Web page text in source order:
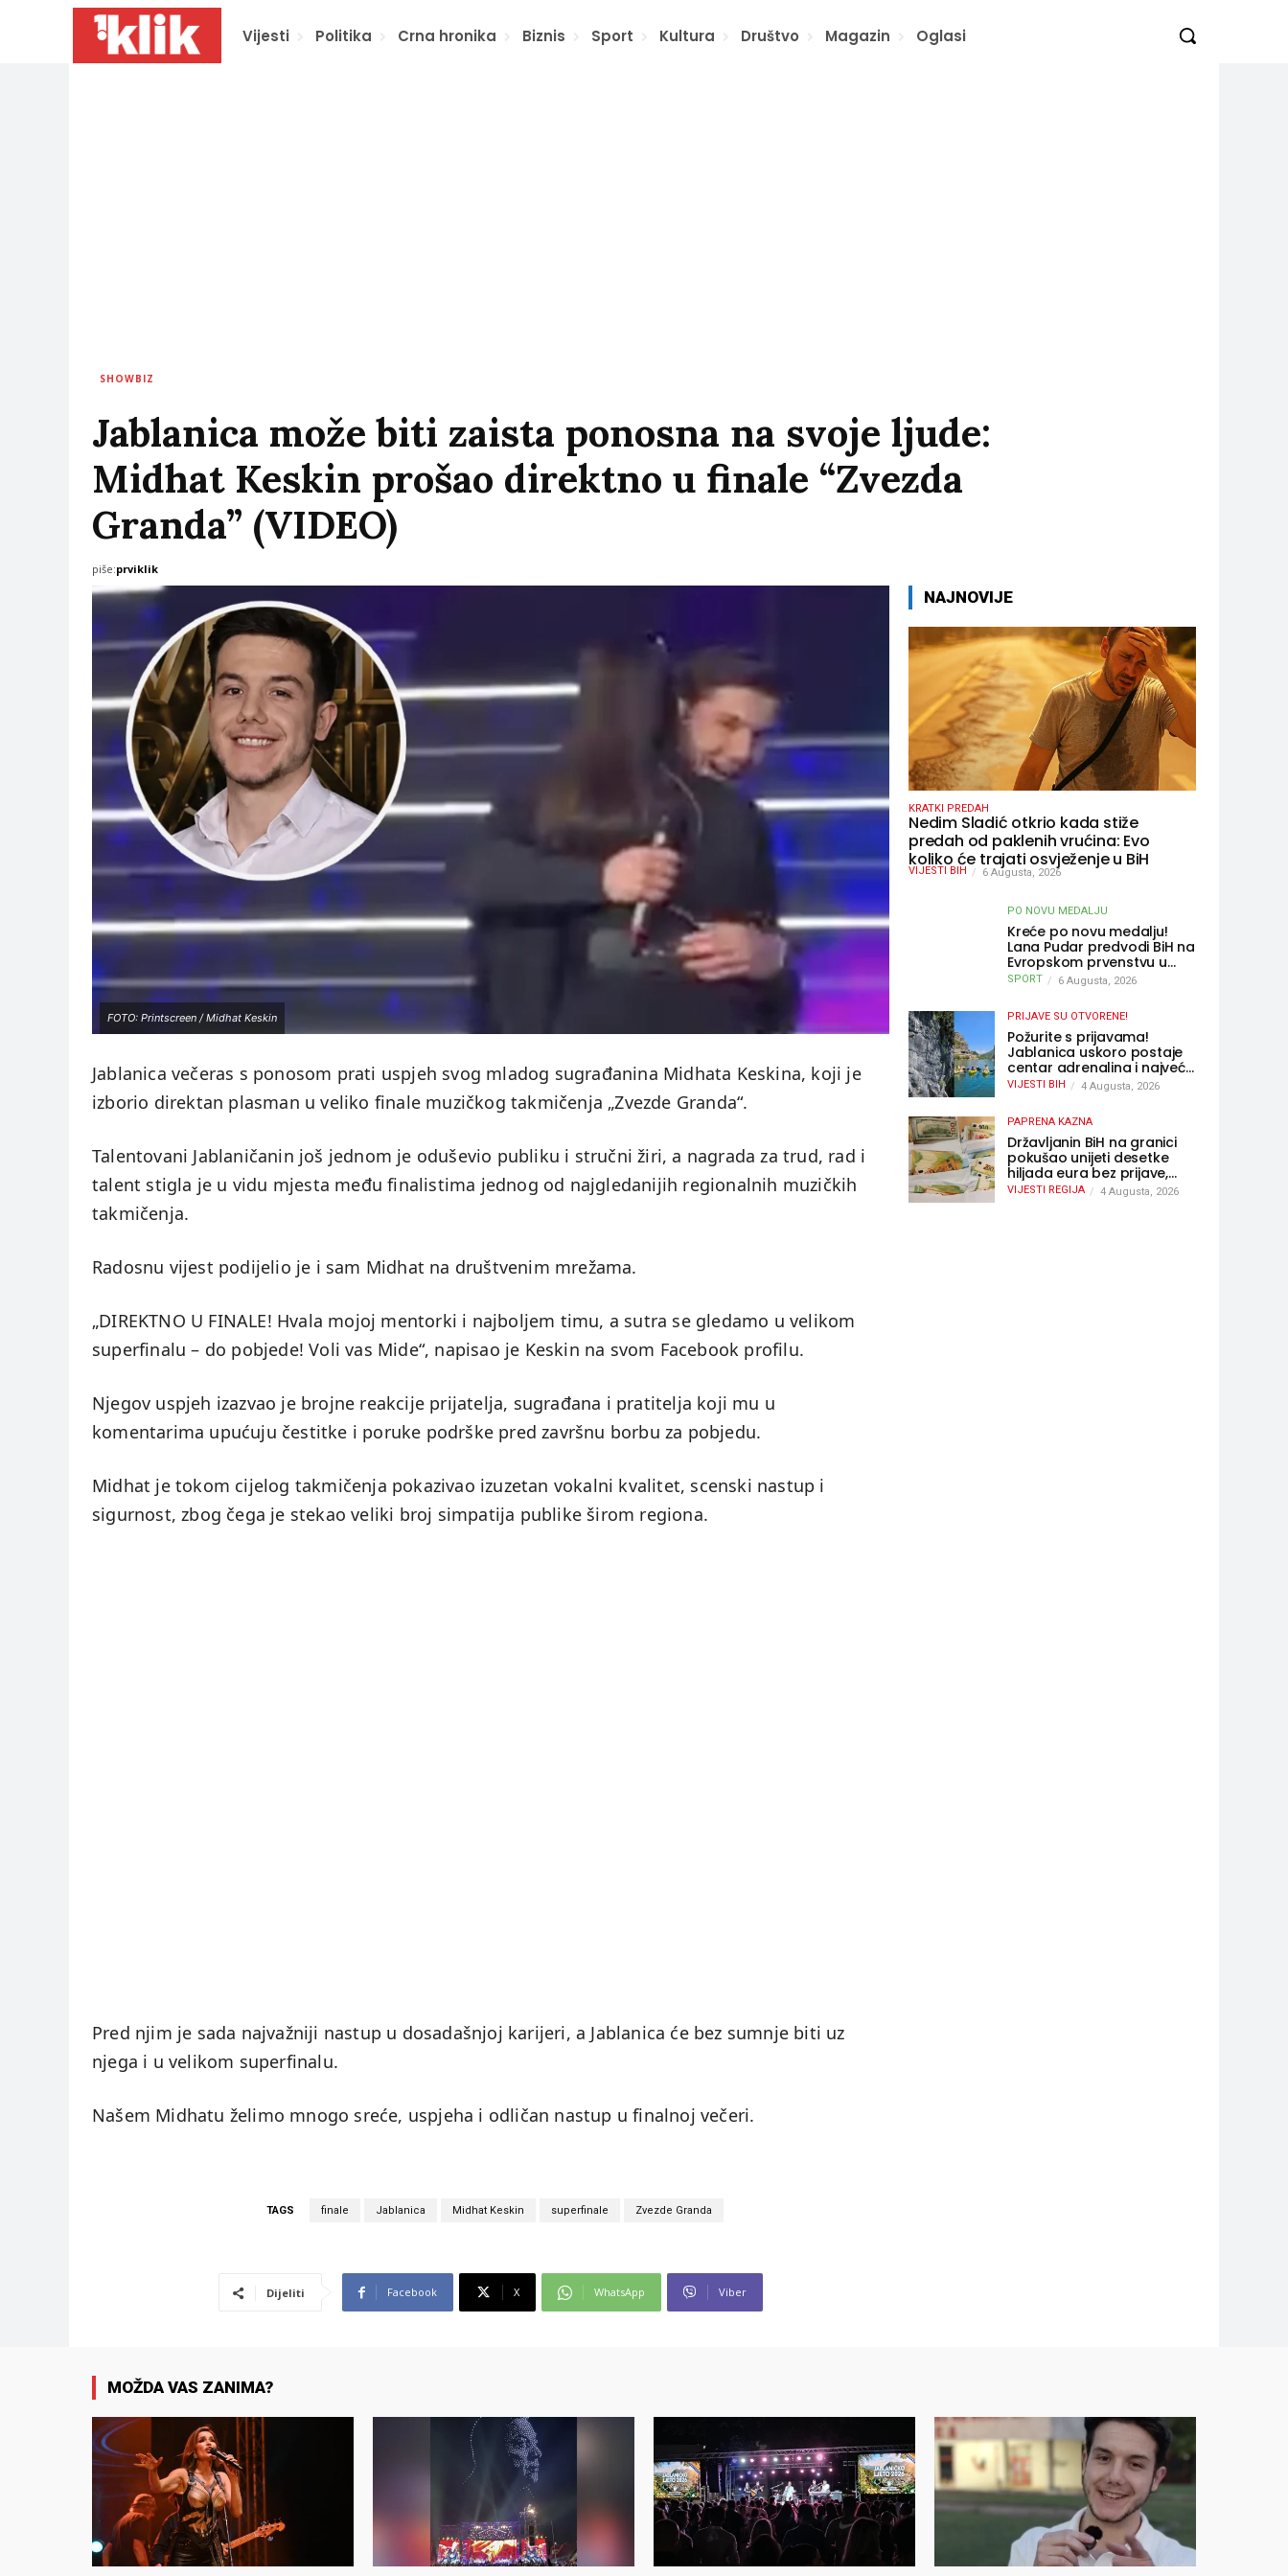
Vijesti Politika Crna hronika Biznis Sport Kultura Društvo Magazin Oglasi
SHOWBIZ
Jablanica može biti zaista ponosna na svoje ljude:
Midhat Keskin prošao direktno u finale “Zvezda
Granda” (VIDEO)
piše:prviklik
FOTO: Printscreen / Midhat Keskin
Jablanica večeras s ponosom prati uspjeh svog mladog sugrađanina Midhata Keskina, koji je
izborio direktan plasman u veliko finale muzičkog takmičenja „Zvezde Granda“.
Talentovani Jablaničanin još jednom je oduševio publiku i stručni žiri, a nagrada za trud, rad i
talent stigla je u vidu mjesta među finalistima jednog od najgledanijih regionalnih muzičkih
takmičenja.
Radosnu vijest podijelio je i sam Midhat na društvenim mrežama.
„DIREKTNO U FINALE! Hvala mojoj mentorki i najboljem timu, a sutra se gledamo u velikom
superfinalu – do pobjede! Voli vas Mide“, napisao je Keskin na svom Facebook profilu.
Njegov uspjeh izazvao je brojne reakcije prijatelja, sugrađana i pratitelja koji mu u
komentarima upućuju čestitke i poruke podrške pred završnu borbu za pobjedu.
Midhat je tokom cijelog takmičenja pokazivao izuzetan vokalni kvalitet, scenski nastup i
sigurnost, zbog čega je stekao veliki broj simpatija publike širom regiona.
Pred njim je sada najvažniji nastup u dosadašnjoj karijeri, a Jablanica će bez sumnje biti uz
njega i u velikom superfinalu.
Našem Midhatu želimo mnogo sreće, uspjeha i odličan nastup u finalnoj večeri.
TAGS finale Jablanica Midhat Keskin superfinale Zvezde Granda
Dijeliti Facebook X WhatsApp Viber
NAJNOVIJE
KRATKI PREDAH
Nedim Sladić otkrio kada stiže
predah od paklenih vrućina: Evo
koliko će trajati osvježenje u BiH
VIJESTI BIH 6 Augusta, 2026
PO NOVU MEDALJU
Kreće po novu medalju!
Lana Pudar predvodi BiH na
Evropskom prvenstvu u
Parizu
SPORT 6 Augusta, 2026
PRIJAVE SU OTVORENE!
Požurite s prijavama!
Jablanica uskoro postaje
centar adrenalina i najveće
outdoor avanture ovog
VIJESTI BIH 4 Augusta, 2026
PAPRENA KAZNA
Državljanin BiH na granici
pokušao unijeti desetke
hiljada eura bez prijave,
uslijedila “paprena” kazna
VIJESTI REGIJA 4 Augusta, 2026
MOŽDA VAS ZANIMA?